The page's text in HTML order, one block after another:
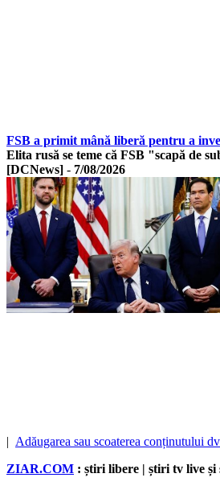
FSB a primit mână liberă pentru a
Elita rusă se teme că FSB "scapă de
[DCNews] - 7/08/2026
| Adăugarea sau scoaterea conținutului
ZIAR.COM : știri libere | știri tv live